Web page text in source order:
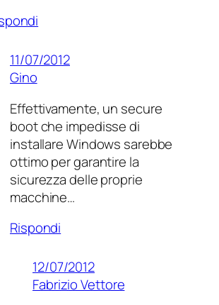
11/07/2012
Gino
Effettivamente, un secure
boot che impedisse di
installare Windows sarebbe
ottimo per garantire la
sicurezza delle proprie
macchine…
Rispondi
12/07/2012
Fabrizio Vettore